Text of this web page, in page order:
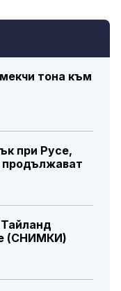
тона към
при Русе,
продължават
(СНИМКИ)